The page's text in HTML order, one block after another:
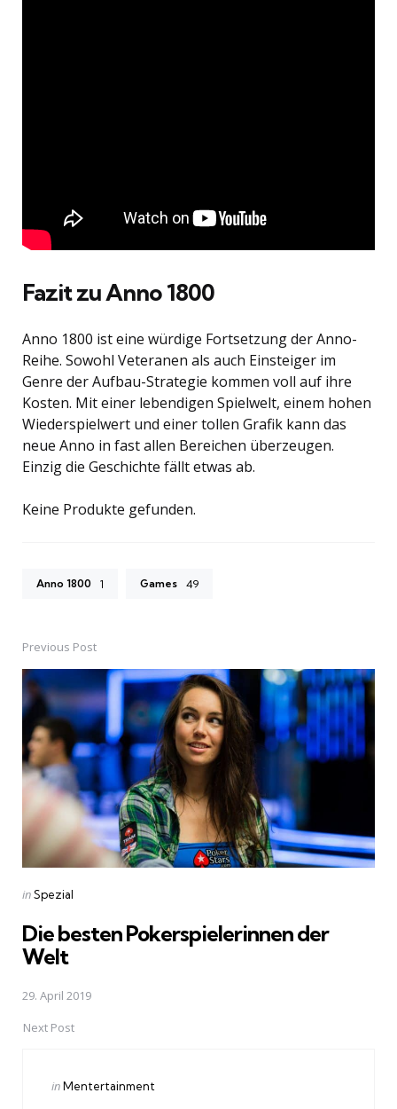
Fazit zu Anno 1800
Anno 1800 ist eine würdige Fortsetzung der Anno-
Reihe. Sowohl Veteranen als auch Einsteiger im
Genre der Aufbau-Strategie kommen voll auf ihre
Kosten. Mit einer lebendigen Spielwelt, einem hohen
Wiederspielwert und einer tollen Grafik kann das
neue Anno in fast allen Bereichen überzeugen.
Einzig die Geschichte fällt etwas ab.
Keine Produkte gefunden.
Anno 1800 1 Games 49
Post
navigation
Previous Post
Posted
inSpezial
Die besten Pokerspielerinnen der
Welt
29. April 2019
Next Post
Posted
inMentertainment